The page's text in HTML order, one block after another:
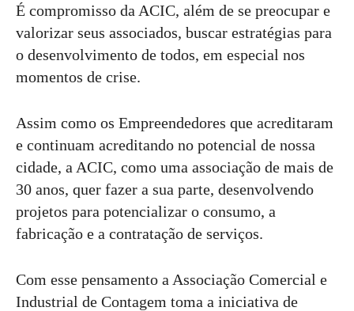
É compromisso da ACIC, além de se preocupar e
valorizar seus associados, buscar estratégias para
o desenvolvimento de todos, em especial nos
momentos de crise.
Assim como os Empreendedores que acreditaram
e continuam acreditando no potencial de nossa
cidade, a ACIC, como uma associação de mais de
30 anos, quer fazer a sua parte, desenvolvendo
projetos para potencializar o consumo, a
fabricação e a contratação de serviços.
Com esse pensamento a Associação Comercial e
Industrial de Contagem toma a iniciativa de